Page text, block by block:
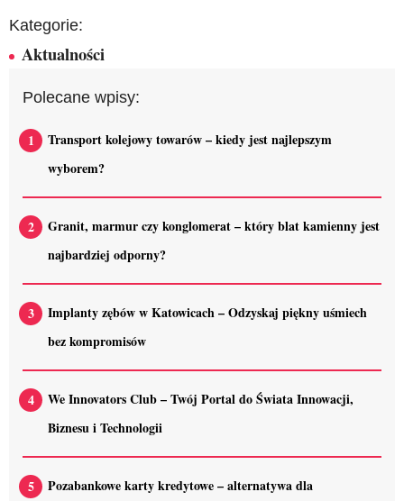
Kategorie:
Aktualności
Polecane wpisy:
Transport kolejowy towarów – kiedy jest najlepszym
wyborem?
Granit, marmur czy konglomerat – który blat kamienny jest
najbardziej odporny?
Implanty zębów w Katowicach – Odzyskaj piękny uśmiech
bez kompromisów
We Innovators Club – Twój Portal do Świata Innowacji,
Biznesu i Technologii
Pozabankowe karty kredytowe – alternatywa dla